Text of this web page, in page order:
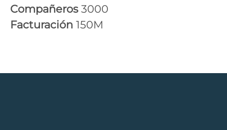
Compañeros 3000
Facturación 150M